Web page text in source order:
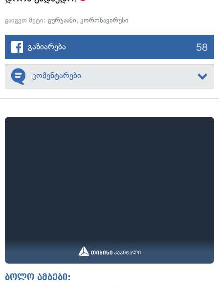
გაიგეთ მეტი: გურჯაანი, კორონავირუსი
გაზიარება 58
კომენტარები
ბოლო ამბები: